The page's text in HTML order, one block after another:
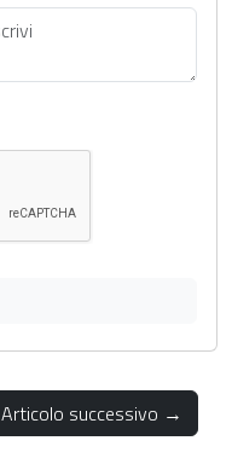
Articolo successivo →